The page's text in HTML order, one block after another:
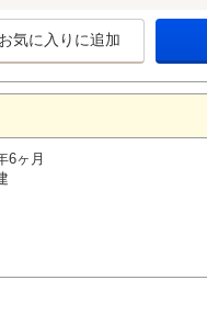
お気に入りに追加
6ヶ月